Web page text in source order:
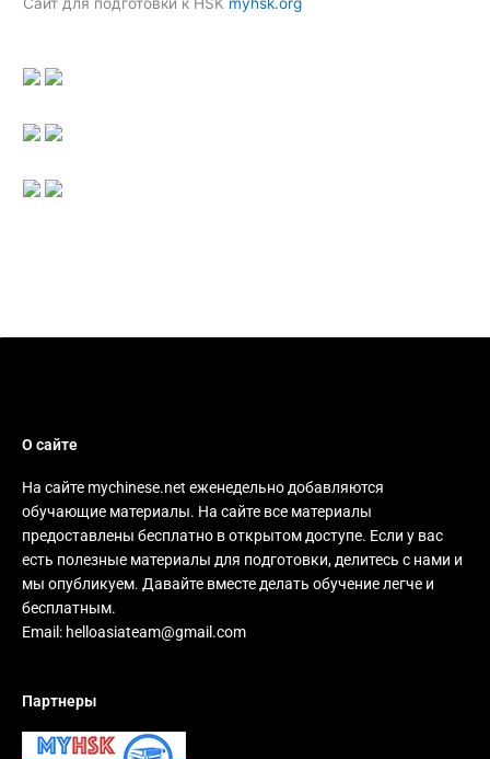
О сайте
На сайте mychinese.net еженедельно добавляются
обучающие материалы. На сайте все материалы
предоставлены бесплатно в открытом доступе. Если у вас
есть полезные материалы для подготовки, делитесь с нами и
мы опубликуем. Давайте вместе делать обучение легче и
бесплатным.
Email: helloasiateam@gmail.com
Партнеры